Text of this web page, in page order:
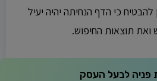
להבטיח כי הדף הנחיתה יהיה יעיל
ואת תוצאות החיפוש.
לבעל העסק